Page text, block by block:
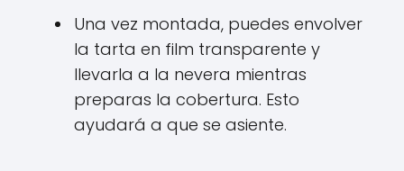
Una vez montada, puedes envolver
la tarta en film transparente y
llevarla a la nevera mientras
preparas la cobertura. Esto
ayudará a que se asiente.